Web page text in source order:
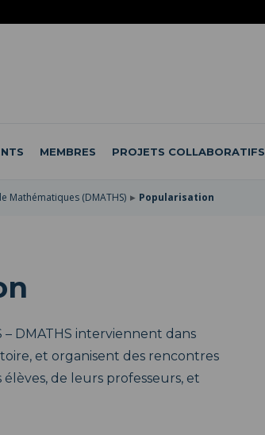
MEMBRES PROJETS COLLABORATIFS
Mathématiques (DMATHS) Popularisation
– DMATHS interviennent dans
et organisent des rencontres
de leurs professeurs, et